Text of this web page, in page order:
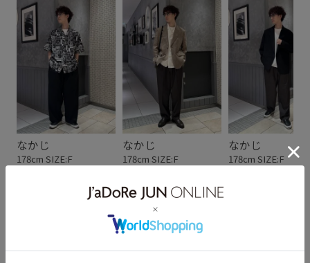
なかじ
178cm SIZE:F
なかじ
178cm SIZE:F
なかじ
178cm SIZE:F
スタッフレビュー